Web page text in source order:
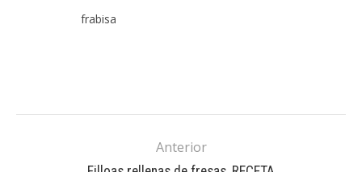
frabisa
Anterior